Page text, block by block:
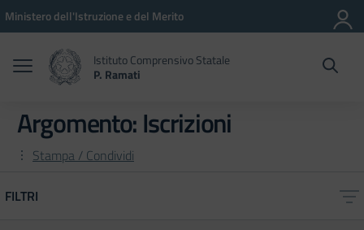
Vai ai contenuti
Vai al menu di navigazione
Vai al footer
Ministero dell'Istruzione e del Merito
Istituto Comprensivo Statale
P. Ramati
Argomento: Iscrizioni
Stampa / Condividi
FILTRI